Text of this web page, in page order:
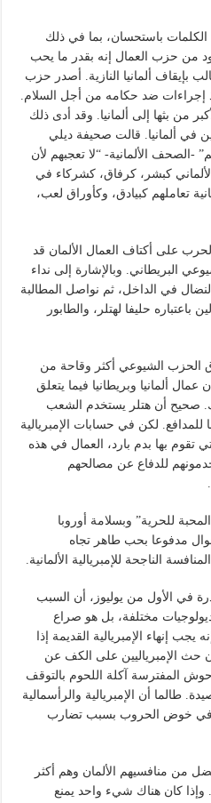
الكلمات باستحسان، بما في ذلك
من حزب العمال إنه بقدر ما يحب
بإيقاف ألمانيا النازية. أصدر حزب
إجراءات ضد حكامه من أجل السلام.
من بثها إلى ألمانيا. وقد أدى ذلك
ألمانيا. قالت صحيفة ديلي
في 05 يوليوز، “هم” -الصحف الألمانية- “لا تعجبهم لأن
كبشر، كرفاق، كشركاء في
تعاملهم كبيادق، وكأوراق لعب،
على أكتاف العمال الألمان قد
البريطاني. وبالإشارة إلى نداء
في الداخل، ثم نواصل المطالبة
باعتباره حليفا لهتلر، والطابور
الحزب الشيوعي أكثر وقاحة من
ألمانيا وبريطانيا فيما يتعلق
صحيح أن هتلر يستخدم الشعب
للمدافع. لكن في حسابات الإمبريالية
تقوم بها بدم بارد، العمال في هذه
للدفاع عن مصالحهم
للحرية” وبسلامة أوروبا
مدفوعا بحب طاهر تجاه
الناجحة للإمبريالية الألمانية.
في الأول من يوليوز، أن السبب
مختلفة، بل هو صراع
يجب إنهاء الإمبريالية القديمة إذا
حث الإمبرياليين على الكف عن
المفترسة آكلة اللحوم بالتوقف
طالما أن الإمبريالية والرأسمالية
في خوض الحروب بسبب تضارب
من منافسيهم الألمان وهم أكثر
وإذا كان هناك شيء واحد يمنع